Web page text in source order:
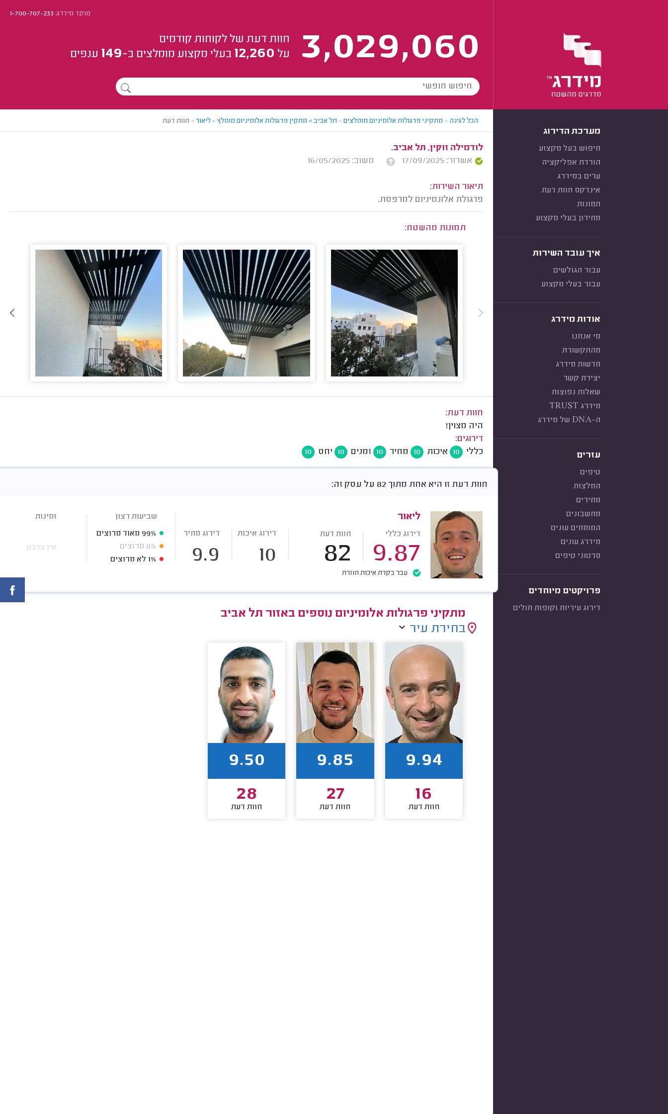
מוקד מידרג:1-700-707-233
3,029,060
חוות דעת של לקוחות קודמים
על 12,260 בעלי מקצוע מומלצים ב-149 ענפים
מערכת הדירוג
חיפוש בעל מקצוע
הורדת אפליקציה
ערים במידרג
אינדקס חוות דעת
תמונות
מחירון בעלי מקצוע
איך עובד השירות
עבור הגולשים
עבור בעלי מקצוע
אודות מידרג
מי אנחנו
מהתקשורת
חדשות מידרג
יצירת קשר
שאלות נפוצות
מידרג TRUST
ה-DNA של מידרג
עזרים
טיפים
המלצות
מחירים
מחשבונים
המומחים עונים
מידרג עונים
סרטוני טיפים
פרויקטים מיוחדים
דירוג עיריות וקופות חולים
הכל לגינה > מתקיני פרגולות אלומיניום מומלצים> תל אביב > מתקין פרגולות אלומיניום מומלץ - ליאור> חוות דעת
לודמילה זוקין, תל אביב.
אשרור: 17/09/2025
משוב: 16/05/2025
תיאור השירות:
פרגולת אלונמיניום למרפסת.
תמונות מהשטח:
חוות דעת:
היה מצוין!
דירוגים:
כללי
10 איכות 10 מחיר 10 זמנים 10 יחס 10
חוות דעת זו היא אחת מתוך 82 על עסק זה:
ליאור
דירוג כללי
9.87
חוות דעת
82
דירוג איכות
10
דירוג מחיר
9.9
עבר בקרת איכות חוזרת
שביעות רצון
99% מאוד מרוצים
0% מרוצים
1% לא מרוצים
זמינות
אין עדכון
מתקיני פרגולות אלומיניום נוספים באזור תל אביב
בחירת עיר
9.94
16
חוות דעת
9.85
27
חוות דעת
9.50
28
חוות דעת